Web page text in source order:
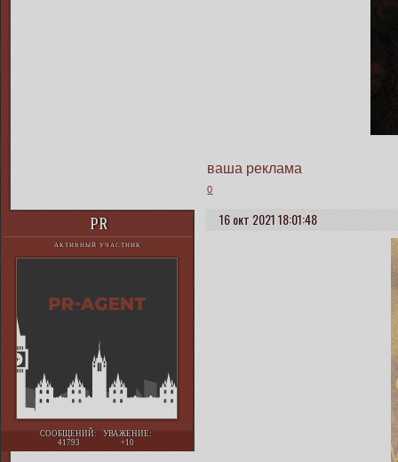
ваша реклама
0
16 окт 2021 18:01:48
PR
АКТИВНЫЙ УЧАСТНИК
СООБЩЕНИЙ:
41793
УВАЖЕНИЕ:
+10